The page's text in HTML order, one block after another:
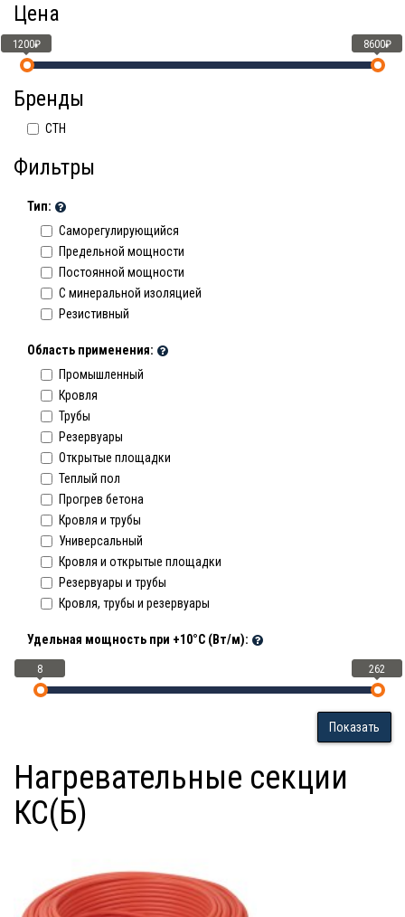
Цена
1200₽ 8600₽
Бренды
СТН
Фильтры
Тип:
Саморегулирующийся
Предельной мощности
Постоянной мощности
C минеральной изоляцией
Резистивный
Область применения:
Промышленный
Кровля
Трубы
Резервуары
Открытые площадки
Теплый пол
Прогрев бетона
Кровля и трубы
Универсальный
Кровля и открытые площадки
Резервуары и трубы
Кровля, трубы и резервуары
Удельная мощность при +10°С (Вт/м):
8 262
Показать
Нагревательные секции
КС(Б)